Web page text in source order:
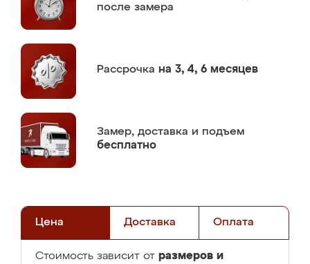
после замера
Рассрочка на 3, 4, 6 месяцев
Замер, доставка и подъем
бесплатно
Цена Доставка Оплата
Стоимость зависит от размеров и